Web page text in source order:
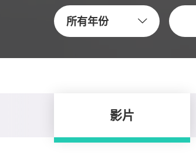
所有年份
关键字
影片